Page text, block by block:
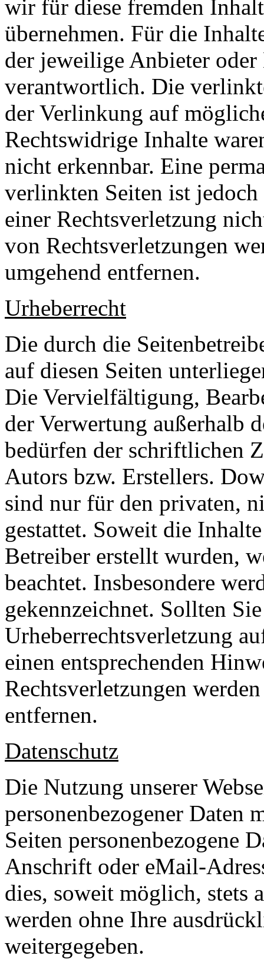
wir für diese fremden
übernehmen. Für die
der jeweilige Anbieter oder
verantwortlich. Die
der Verlinkung auf
Rechtswidrige Inhalte
nicht erkennbar. Eine
verlinkten Seiten ist
einer Rechtsverletzung
von Rechtsverletzungen
umgehend entfernen.
Urheberrecht
Die durch die
auf diesen Seiten
Die Vervielfältigung,
der Verwertung außerhalb
bedürfen der schriftlichen
Autors bzw. Erstellers.
sind nur für den privaten,
gestattet. Soweit die
Betreiber erstellt wurden,
beachtet. Insbesondere
gekennzeichnet. Sollten
Urheberrechtsverletzung
einen entsprechenden
Rechtsverletzungen
entfernen.
Datenschutz
Die Nutzung unserer
personenbezogener Daten
Seiten personenbezogene
Anschrift oder eMail-
dies, soweit möglich, stets
werden ohne Ihre
weitergegeben.